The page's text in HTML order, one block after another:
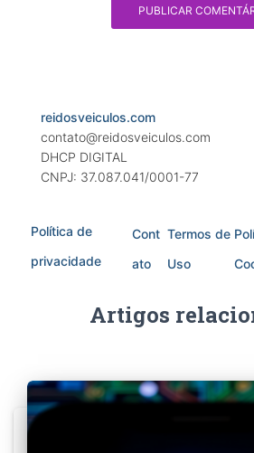
reidosveiculos.com
contato@reidosveiculos.com
DHCP DIGITAL
CNPJ: 37.087.041/0001-77
Política de
privacidade
Cont
ato
Termos de
Uso
Artigos